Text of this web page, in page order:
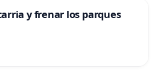
y frenar los parques